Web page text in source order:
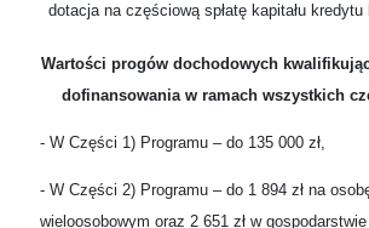
dotacja na częściową spłatę kapitału kredytu
Wartości progów dochodowych
dofinansowania w ramach wszystkich
- W Części 1) Programu – do 135 000 zł,
- W Części 2) Programu – do 1 894 zł na
wieloosobowym oraz 2 651 zł w